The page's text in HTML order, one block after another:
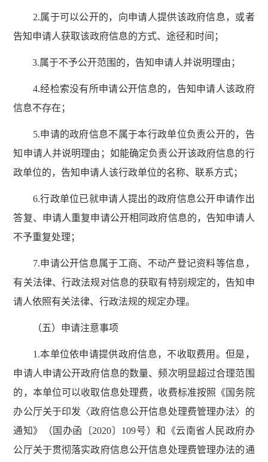
2.属于可以公开的，向申请人提供该政府信息，或者
告知申请人获取该政府信息的方式、途径和时间；
3.属于不予公开范围的，告知申请人并说明理由；
4.经检索没有所申请公开信息的，告知申请人该政府
信息不存在；
5.申请的政府信息不属于本行政单位负责公开的，告
知申请人并说明理由；如能确定负责公开该政府信息的行
政单位的，告知申请人该行政单位的名称、联系方式；
6.行政单位已就申请人提出的政府信息公开申请作出
答复、申请人重复申请公开相同政府信息的，告知申请人
不予重复处理；
7.申请公开信息属于工商、不动产登记资料等信息，
有关法律、行政法规对信息的获取有特别规定的，告知申
请人依照有关法律、行政法规的规定办理。
（五）申请注意事项
1.本单位依申请提供政府信息，不收取费用。但是，
申请人申请公开政府信息的数量、频次明显超过合理范围
的，本单位可以收取信息处理费，收费标准按照《国务院
办公厅关于印发〈政府信息公开信息处理费管理办法〉的
通知》（国办函〔2020〕109号）和《云南省人民政府办
公厅关于贯彻落实政府信息公开信息处理费管理办法的通